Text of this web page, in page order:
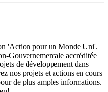
'Action pour un Monde Uni'.
Gouvernementale accréditée
de développement dans
nos projets et actions en cours
de plus amples informations.